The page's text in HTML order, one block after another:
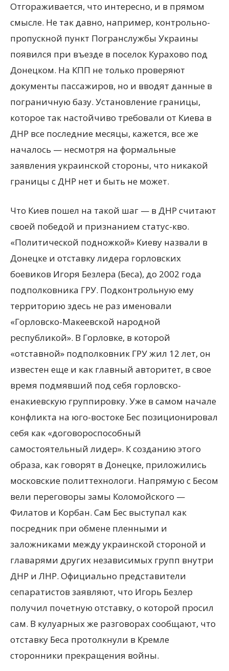
Отгораживается, что интересно, и в прямом
смысле. Не так давно, например, контрольно-
пропускной пункт Погранслужбы Украины
появился при въезде в поселок Курахово под
Донецком. На КПП не только проверяют
документы пассажиров, но и вводят данные в
пограничную базу. Установление границы,
которое так настойчиво требовали от Киева в
ДНР все последние месяцы, кажется, все же
началось — несмотря на формальные
заявления украинской стороны, что никакой
границы с ДНР нет и быть не может.
Что Киев пошел на такой шаг — в ДНР считают
своей победой и признанием статус-кво.
«Политической подножкой» Киеву назвали в
Донецке и отставку лидера горловских
боевиков Игоря Безлера (Беса), до 2002 года
подполковника ГРУ. Подконтрольную ему
территорию здесь не раз именовали
«Горловско-Макеевской народной
республикой». В Горловке, в которой
«отставной» подполковник ГРУ жил 12 лет, он
известен еще и как главный авторитет, в свое
время подмявший под себя горловско-
енакиевскую группировку. Уже в самом начале
конфликта на юго-востоке Бес позиционировал
себя как «договороспособный
самостоятельный лидер». К созданию этого
образа, как говорят в Донецке, приложились
московские политтехнологи. Напрямую с Бесом
вели переговоры замы Коломойского —
Филатов и Корбан. Сам Бес выступал как
посредник при обмене пленными и
заложниками между украинской стороной и
главарями других независимых групп внутри
ДНР и ЛНР. Официально представители
сепаратистов заявляют, что Игорь Безлер
получил почетную отставку, о которой просил
сам. В кулуарных же разговорах сообщают, что
отставку Беса протолкнули в Кремле
сторонники прекращения войны.